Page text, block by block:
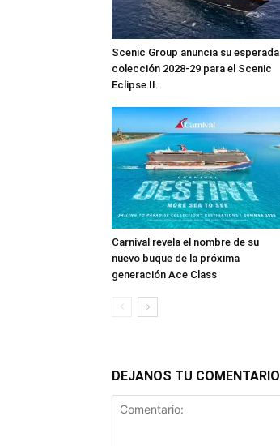
Scenic Group anuncia su esperada
colección 2028-29 para el Scenic
Eclipse II.
Carnival revela el nombre de su
nuevo buque de la próxima
generación Ace Class
DEJANOS TU COMENTARIO